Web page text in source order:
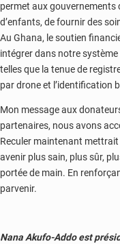
permet aux gouvernements
d’enfants, de fournir des
Au Ghana, le soutien
intégrer dans notre
telles que la tenue de
par drone et l’identification
Mon message aux
partenaires, nous avons
Reculer maintenant
avenir plus sain, plus sûr,
portée de main. En
parvenir.
Nana Akufo-Addo est